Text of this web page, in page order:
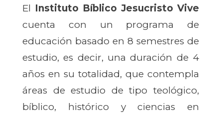
El Instituto Bíblico Jesucristo Vive
cuenta con un programa de
educación basado en 8 semestres de
estudio, es decir, una duración de 4
años en su totalidad, que contempla
áreas de estudio de tipo teológico,
bíblico, histórico y ciencias en